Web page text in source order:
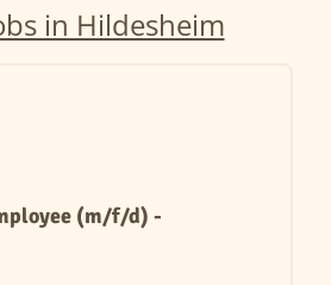
in Hildesheim
(m/f/d) -